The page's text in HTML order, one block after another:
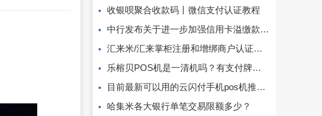
收银呗聚合收款码丨微信支付认证教程
中行发布关于进一步加强信用卡溢缴款管理的提示
汇来米/汇来掌柜注册和增绑商户认证操作指引
乐榕贝POS机是一清机吗？有支付牌照吗？
目前最新可以用的云闪付手机pos机推荐！
哈集米各大银行单笔交易限额多少？